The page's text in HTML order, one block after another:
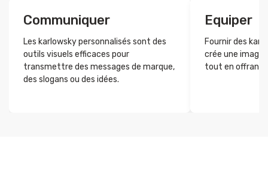
Communiquer
Les karlowsky personnalisés sont des
outils visuels efficaces pour
transmettre des messages de marque,
des slogans ou des idées.
Equiper
Fournir des
crée une image
tout en offrant